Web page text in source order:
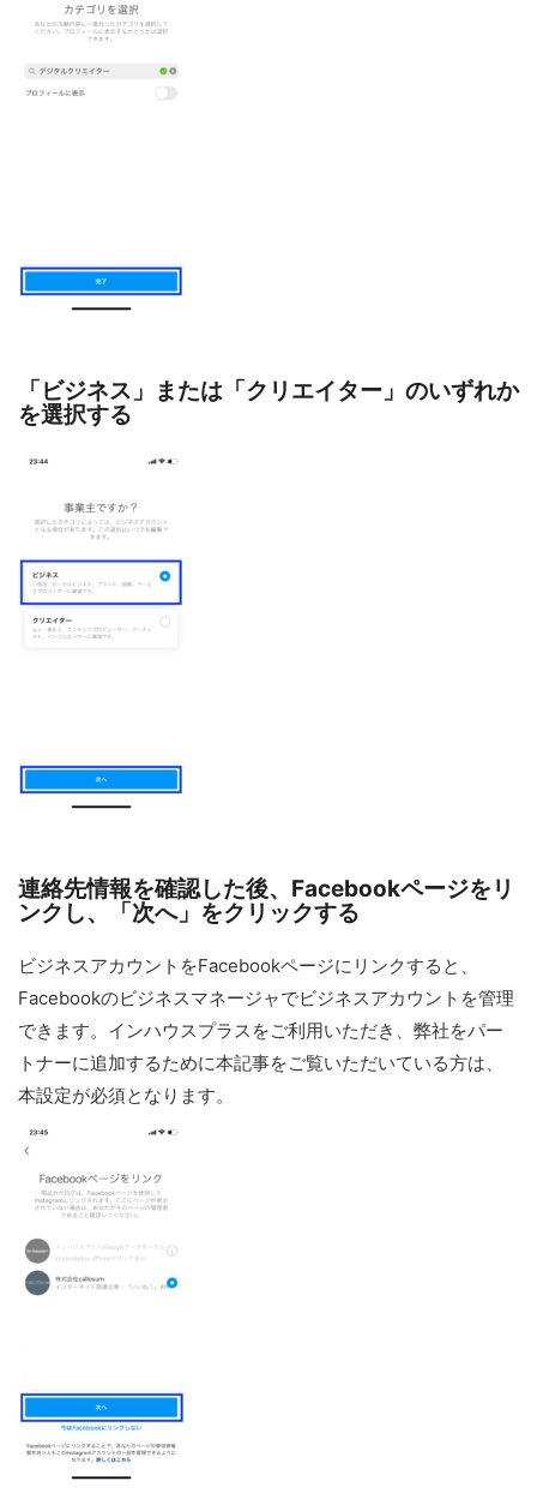
「ビジネス」または「クリエイター」のいずれか
を選択する
連絡先情報を確認した後、Facebookページをリ
ンクし、「次へ」をクリックする
ビジネスアカウントをFacebookページにリンクすると、
Facebookのビジネスマネージャでビジネスアカウントを管理
できます。インハウスプラスをご利用いただき、弊社をパー
トナーに追加するために本記事をご覧いただいている方は、
本設定が必須となります。